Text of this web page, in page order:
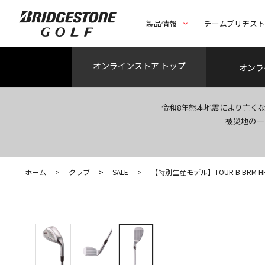
製品情報 チームブリヂス
オンラインストア トップ オン
令和8年熊本地震により亡く
被災地の
ホーム > クラブ > SALE > 【特別生産モデル】TOUR B BRM